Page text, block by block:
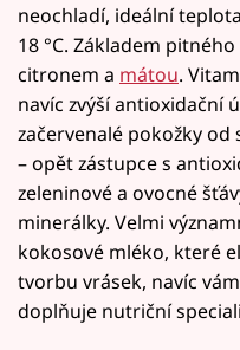
neochladí, ideální
18 °C. Základem
citronem a mátou.
navíc zvýší antioxidační
začervenalé pokožky od
– opět zástupce s
zeleninové a ovocné
minerálky. Velmi
kokosové mléko, které
tvorbu vrásek, navíc
doplňuje nutriční